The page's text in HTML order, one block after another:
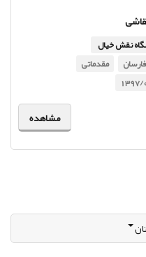
نقش خیال
مقدماتی
مشاهده